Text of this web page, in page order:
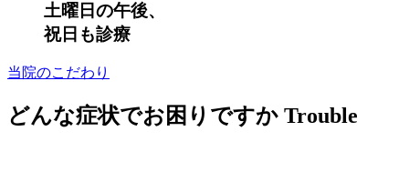
土曜日の午後、
祝日も診療
当院のこだわり
どんな症状でお困りですか Trouble